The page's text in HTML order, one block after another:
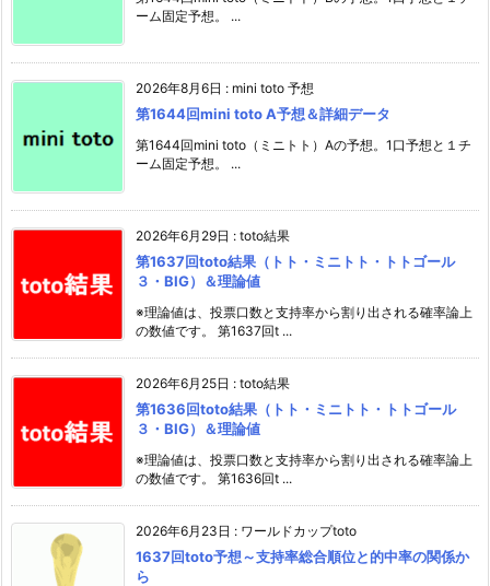
ーム固定予想。 ...
2026年8月6日 : mini toto 予想
第1644回mini toto A予想＆詳細データ
第1644回mini toto（ミニトト）Aの予想。1口予想と１チ
ーム固定予想。 ...
2026年6月29日 : toto結果
第1637回toto結果（トト・ミニトト・トトゴール
３・BIG）＆理論値
※理論値は、投票口数と支持率から割り出される確率論上
の数値です。 第1637回t ...
2026年6月25日 : toto結果
第1636回toto結果（トト・ミニトト・トトゴール
３・BIG）＆理論値
※理論値は、投票口数と支持率から割り出される確率論上
の数値です。 第1636回t ...
2026年6月23日 : ワールドカップtoto
1637回toto予想～支持率総合順位と的中率の関係か
ら